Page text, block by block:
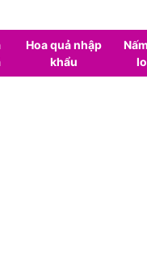
Hoa quả nhập
khẩu